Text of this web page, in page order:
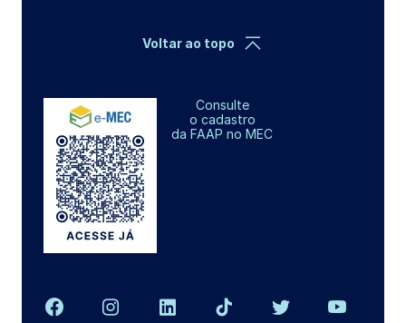
Consulte
o cadastro
da FAAP no MEC
Voltar ao topo